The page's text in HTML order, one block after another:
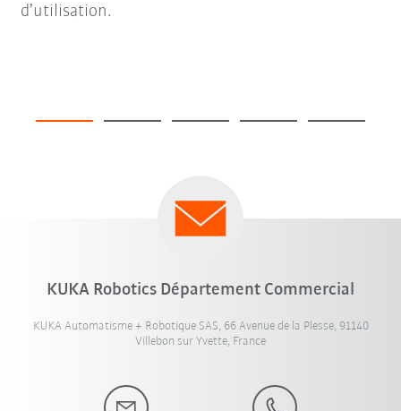
d’utilisation.
KUKA Robotics Département Commercial
KUKA Automatisme + Robotique SAS, 66 Avenue de la Plesse, 91140
Villebon sur Yvette, France